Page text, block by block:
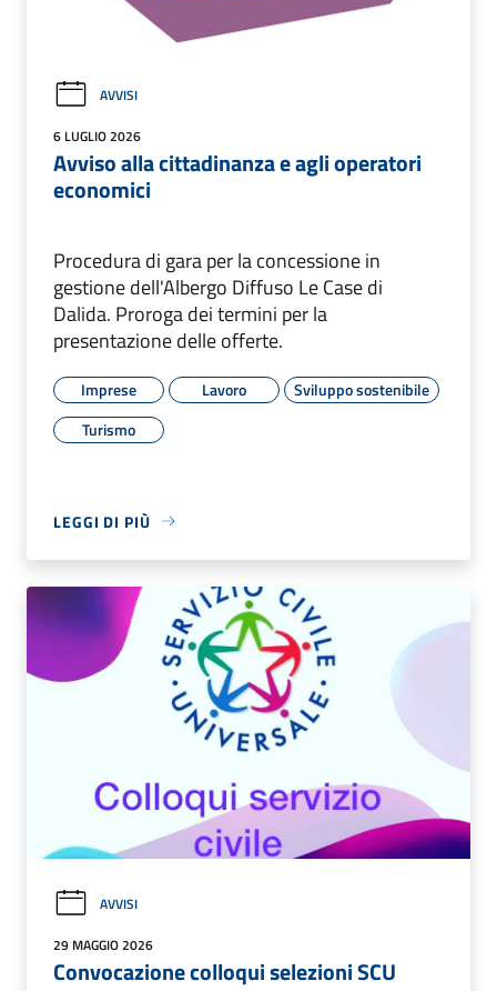
AVVISI
6 LUGLIO 2026
Avviso alla cittadinanza e agli operatori
economici
Procedura di gara per la concessione in
gestione dell'Albergo Diffuso Le Case di
Dalida. Proroga dei termini per la
presentazione delle offerte.
Imprese Lavoro
Sviluppo sostenibile
Turismo
LEGGI DI PIÙ
AVVISI
29 MAGGIO 2026
Convocazione colloqui selezioni SCU